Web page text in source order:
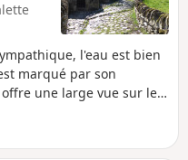
l'eau est bien
marqué par son
une large vue sur les
ont disparu.
balisé en Jaune.